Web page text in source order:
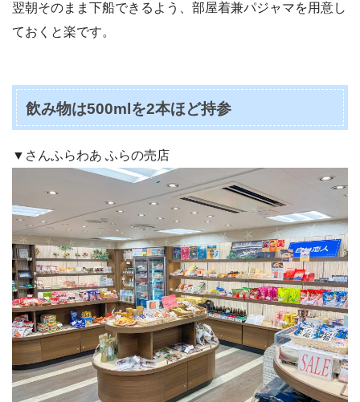
翌朝そのまま下船できるよう、部屋着兼パジャマを用意し
ておくと楽です。
飲み物は500mlを2本ほど持参
▼さんふらわあ ふらの売店